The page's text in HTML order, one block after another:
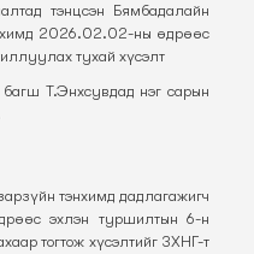
тэнцсэн Бямбадалайн
2026.02.02-ны өдрөөс
тухай хүсэлт
Т.Энхсувдад нэг сарын
тэнхимд дадлагажигч
эхлэн туршилтын 6-н
тогтож хүсэлтийг ЗХНГ-т